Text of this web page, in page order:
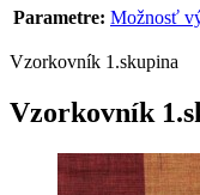
Parametre: Možnosť
Vzorkovník 1.skupina
Vzorkovník